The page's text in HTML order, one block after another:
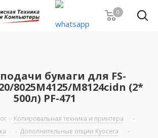
0
бумаги для FS-
8025M4125/M8124cidn (2*
500л) PF-471
- Копировальная техника и принтера
-
- Дополнительные опции Kyocera
-